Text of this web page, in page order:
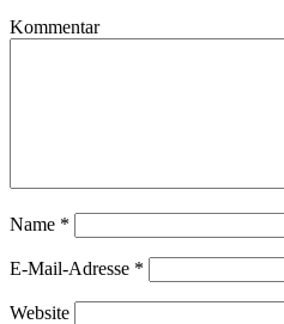
Kommentar
Name *
E-Mail-Adresse *
Website